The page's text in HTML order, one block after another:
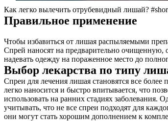
Как легко вылечить отрубевидный лишай?
Правильное применение
Чтобы избавиться от лишая распыляемыми
Спрей наносят на предварительно
надевать одежду на пораженное место до
Выбор лекарства по типу
Спреи для лечения лишая становятся все
легко наносится и быстро впитывается, что
использовать на ранних стадиях
учитывать, что не все спреи подходят для
они могут стать хорошим дополнением к